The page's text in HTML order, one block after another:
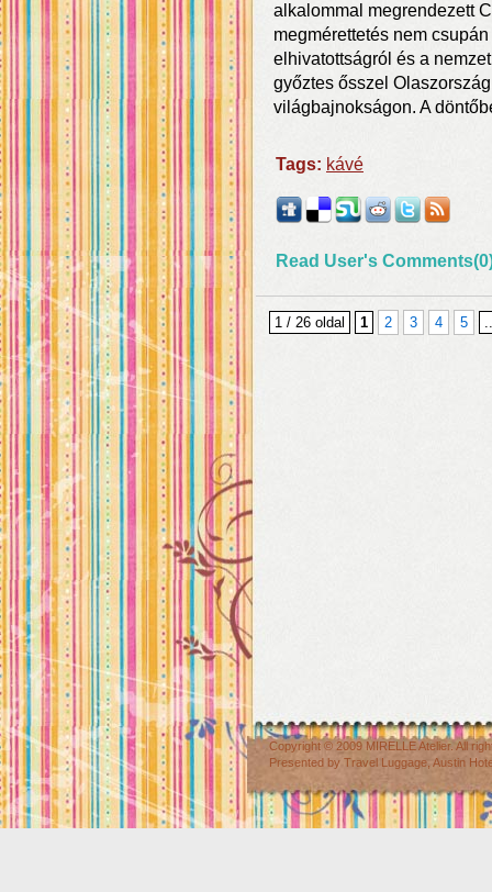
alkalommal megrendezett
megmérettetés nem
elhivatottságról és a
győztes ősszel
világbajnokságon. A
Tags: kávé
Read User's
1 / 26 oldal 1 2 3 4 5
Copyright © 2009 MIRELLE Atelier. All
Presented by Travel Luggage Austin